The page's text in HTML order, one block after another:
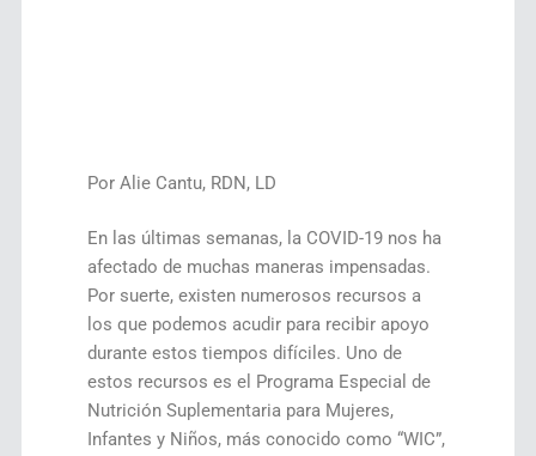
Por Alie Cantu, RDN, LD
En las últimas semanas, la COVID-19 nos ha
afectado de muchas maneras impensadas.
Por suerte, existen numerosos recursos a
los que podemos acudir para recibir apoyo
durante estos tiempos difíciles. Uno de
estos recursos es el Programa Especial de
Nutrición Suplementaria para Mujeres,
Infantes y Niños, más conocido como “WIC”,